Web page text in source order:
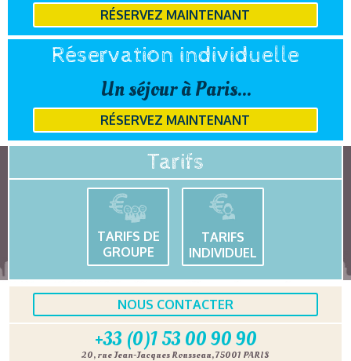
RÉSERVEZ MAINTENANT
Réservation individuelle
Un séjour à Paris...
RÉSERVEZ MAINTENANT
Tarifs
TARIFS DE
GROUPE
TARIFS
INDIVIDUEL
NOUS CONTACTER
+33 (0)1 53 00 90 90
20, rue Jean-Jacques Rousseau, 75001 PARIS